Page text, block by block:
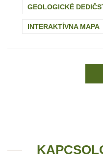
GEOLOGICKÉ
INTERAKTÍVNA MAPA